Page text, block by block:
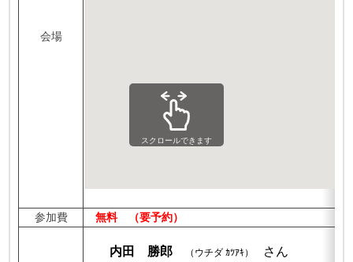
会場
参加費 無料 （要予約）
内田 勝郎 （ウチダ ｶﾂｱｷ） さん
スクロールできます